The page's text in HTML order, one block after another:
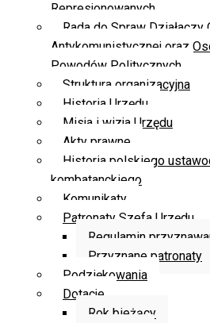
Represjonowanych
Rada do Spraw Działaczy
Antykomunistycznej oraz
Powodów Politycznych
Struktura organizacyjna
Historia Urzędu
Misja i wizja Urzędu
Akty prawne
Historia polskiego
kombatanckiego
Komunikaty
Patronaty Szefa Urzędu
Regulamin
Przyznane patronaty
Podziękowania
Dotacje
Rok bieżący